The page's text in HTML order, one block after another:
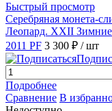
Быстрый просмотр
Серебряная монета-
Леопард. ХХII
2011 PF 3 300 ₽ / шт
Подробнее
Сравнение В